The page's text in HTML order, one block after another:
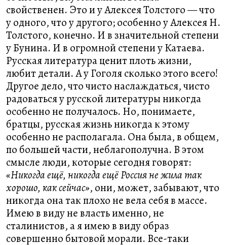
свойственен. Это и у Алексея Толстого — что
у одного, что у другого; особенно у Алексея Н.
Толстого, конечно. И в значительной степени
у Бунина. И в огромной степени у Катаева.
Русская литература ценит плоть жизни,
любит детали. А у Гоголя сколько этого всего!
Другое дело, что чисто наслаждаться, чисто
радоваться у русской литературы никогда
особенно не получалось. Но, понимаете,
братцы, русская жизнь никогда к этому
особенно не располагала. Она была, в общем,
по большей части, неблагополучна. В этом
смысле люди, которые сегодня говорят:
«Никогда ещё, никогда ещё Россия не жила так
хорошо, как сейчас», они, может, забывают, что
никогда она так плохо не вела себя в массе.
Имею в виду не власть именно, не
сталинистов, а я имею в виду образ
совершенно бытовой морали. Все-таки